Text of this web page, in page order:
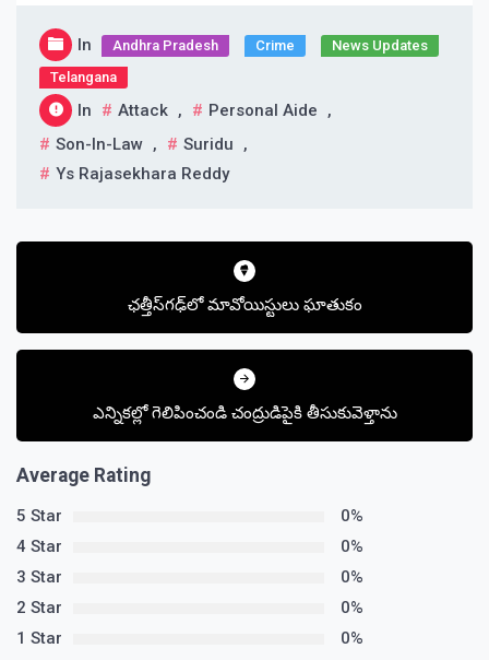
In Andhra Pradesh Crime
News Updates
Telangana
In Attack , Personal Aide
,
Son-In-Law , Suridu
,
Ys Rajasekhara Reddy
Post
ఛత్తీస్‌గఢ్‌లో మావోయిస్టులు ఘాతుకం
ఎన్నికల్లో గెలిపించండి చంద్రుడిపైకి తీసుకువెళ్తాను
Average Rating
5 Star
0%
4 Star
0%
3 Star
0%
2 Star
0%
1 Star
0%